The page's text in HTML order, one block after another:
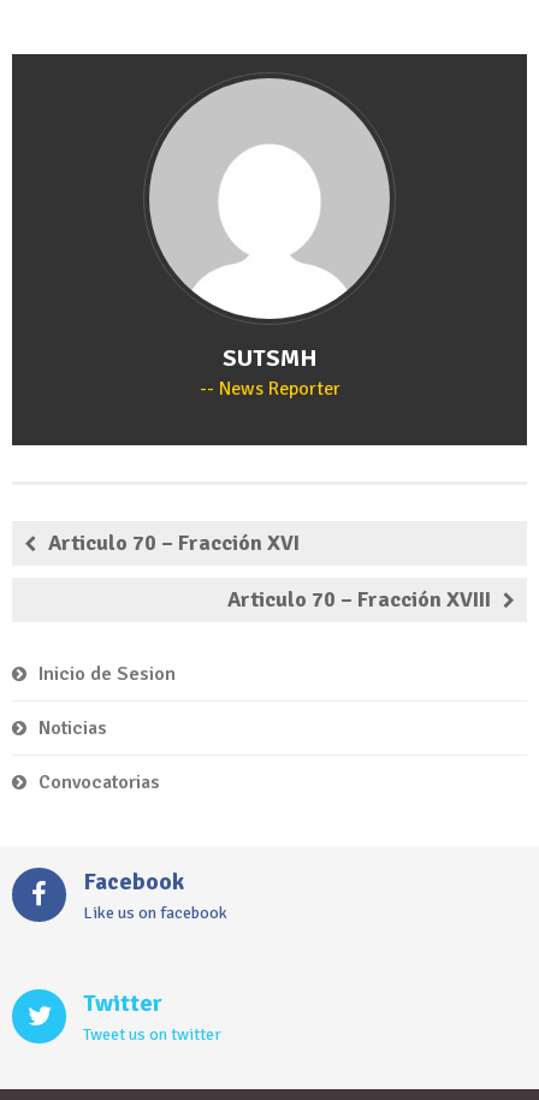
SUTSMH
News Reporter
Articulo 70 – Fracción XVI
Articulo 70 – Fracción XVIII
Inicio de Sesion
Noticias
Convocatorias
Facebook
Like us on facebook
Twitter
Tweet us on twitter